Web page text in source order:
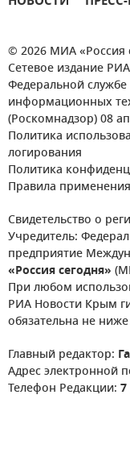
© 2026 МИА «Россия
Сетевое издание
Федеральной
информационных
(Роскомнадзор) 08
Политика
логирования
Политика
Правила
Свидетельство о
Учредитель:
предприятие
«Россия сегодня»
При любом
РИА Новости Крым
обязательна не
Главный редактор:
Адрес электронной
Телефон Редакции: 7